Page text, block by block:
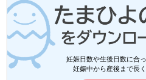
妊娠日数や生後日数に合
妊娠中から産後まで長